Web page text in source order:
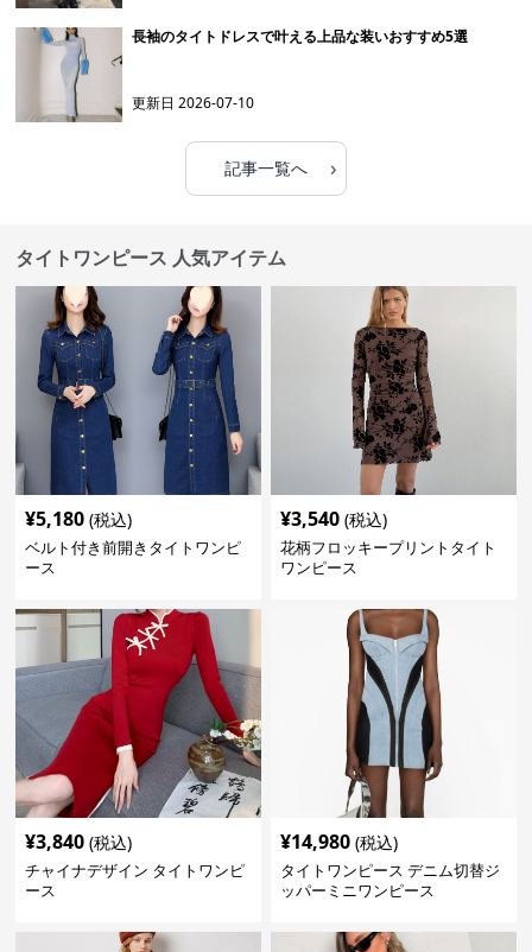
長袖のタイトドレスで叶える上品な装いおすすめ5選
更新日2026-07-10
記事一覧へ ›
タイトワンピース 人気アイテム
¥5,180 (税込)
ベルト付き前開きタイトワンピ
ース
¥3,540 (税込)
花柄フロッキープリントタイト
ワンピース
¥3,840 (税込)
チャイナデザイン タイトワンピ
ース
¥14,980 (税込)
タイトワンピース デニム切替ジ
ッパーミニワンピース